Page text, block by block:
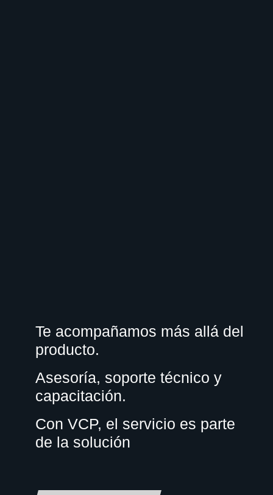
Te acompañamos más allá del
producto.
Asesoría, soporte técnico y
capacitación.
Con VCP, el servicio es parte
de la solución